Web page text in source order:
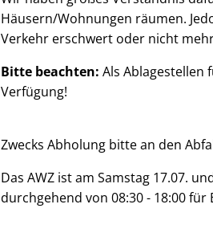
Häusern/Wohnungen räumen.
Verkehr erschwert oder nicht
Bitte beachten: Als Ablagestellen
Verfügung!
Zwecks Abholung bitte an den
Das AWZ ist am Samstag 17.07.
durchgehend von 08:30 - 18:00